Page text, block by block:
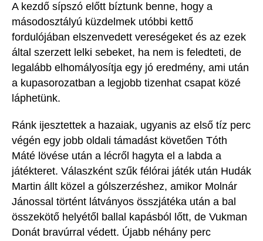
A kezdő sípszó előtt bíztunk benne, hogy a
másodosztályú küzdelmek utóbbi kettő
fordulójában elszenvedett vereségeket és az ezek
által szerzett lelki sebeket, ha nem is feledteti, de
legalább elhomályosítja egy jó eredmény, ami után
a kupasorozatban a legjobb tizenhat csapat közé
láphetünk.
Ránk ijesztettek a hazaiak, ugyanis az első tíz perc
végén egy jobb oldali támadást követően Tóth
Máté lövése után a lécről hagyta el a labda a
játékteret. Válaszként szűk félórai játék után Hudák
Martin állt közel a gólszerzéshez, amikor Molnár
Jánossal történt látványos összjátéka után a bal
összekötő helyétől ballal kapásból lőtt, de Vukman
Donát bravúrral védett. Újabb néhány perc